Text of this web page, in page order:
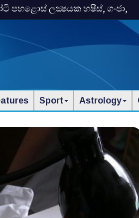
පහළොස්‌ ලක්‍ෂයක හෂීස්‌, ගංජා,
Sport Astrology